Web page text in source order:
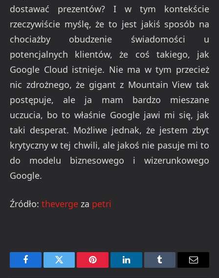
dostawać prezentów? I w tym kontekście
rzeczywiście myślę, że to jest jakiś sposób na
chociażby obudzenie świadomości u
potencjalnych klientów, że coś takiego, jak
Google Cloud istnieje. Nie ma w tym przecież
nic zdrożnego, że gigant z Mountain View tak
postępuje, ale ja mam bardzo mieszane
uczucia, bo to właśnie Google jawi mi się, jak
taki desperat. Możliwe jednak, że jestem zbyt
krytyczny w tej chwili, ale jakoś nie pasuje mi to
do modelu biznesowego i wizerunkowego
Google.
Źródło: theverge za petri
FacebookTwitter Pinterest LinkedInTumblr Email